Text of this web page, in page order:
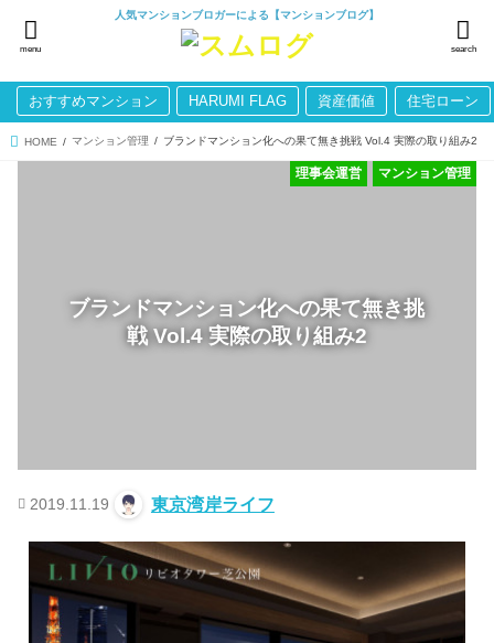
人気マンションブロガーによる【マンションブログ】
search
menu
おすすめマンション HARUMI FLAG 資産価値 住宅ローン
HOME マンション管理 ブランドマンション化への果て無き挑戦 Vol.4 実際の取り組み2
ブランドマンション化への果て無き挑
戦 Vol.4 実際の取り組み2
マンション管理
理事会運営
2019.11.19 東京湾岸ライフ